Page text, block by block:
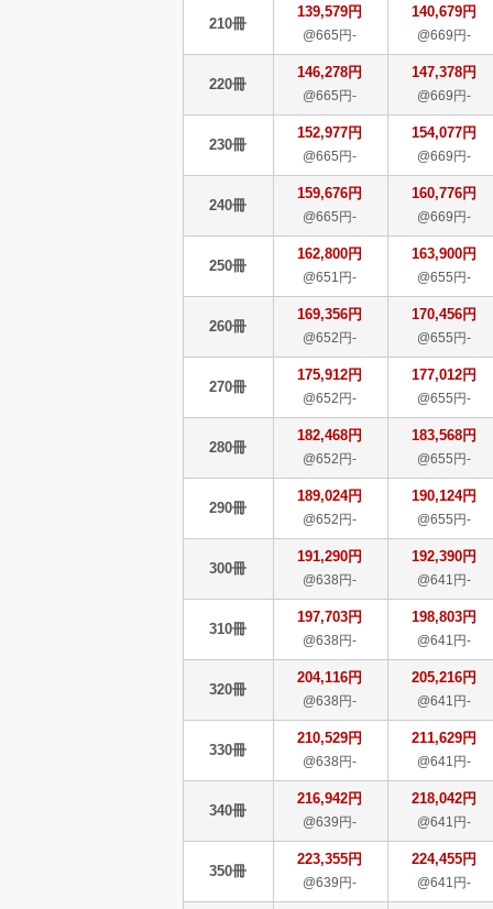
210冊
139,579円
@665円-
140,679円
@669円-
220冊
146,278円
@665円-
147,378円
@669円-
230冊
152,977円
@665円-
154,077円
@669円-
240冊
159,676円
@665円-
160,776円
@669円-
250冊
162,800円
@651円-
163,900円
@655円-
260冊
169,356円
@652円-
170,456円
@655円-
270冊
175,912円
@652円-
177,012円
@655円-
280冊
182,468円
@652円-
183,568円
@655円-
290冊
189,024円
@652円-
190,124円
@655円-
300冊
191,290円
@638円-
192,390円
@641円-
310冊
197,703円
@638円-
198,803円
@641円-
320冊
204,116円
@638円-
205,216円
@641円-
330冊
210,529円
@638円-
211,629円
@641円-
340冊
216,942円
@639円-
218,042円
@641円-
350冊
223,355円
@639円-
224,455円
@641円-